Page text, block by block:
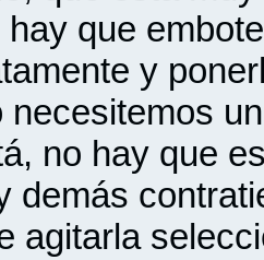
hay que
y
necesitemos
no hay que
demás
agitarla